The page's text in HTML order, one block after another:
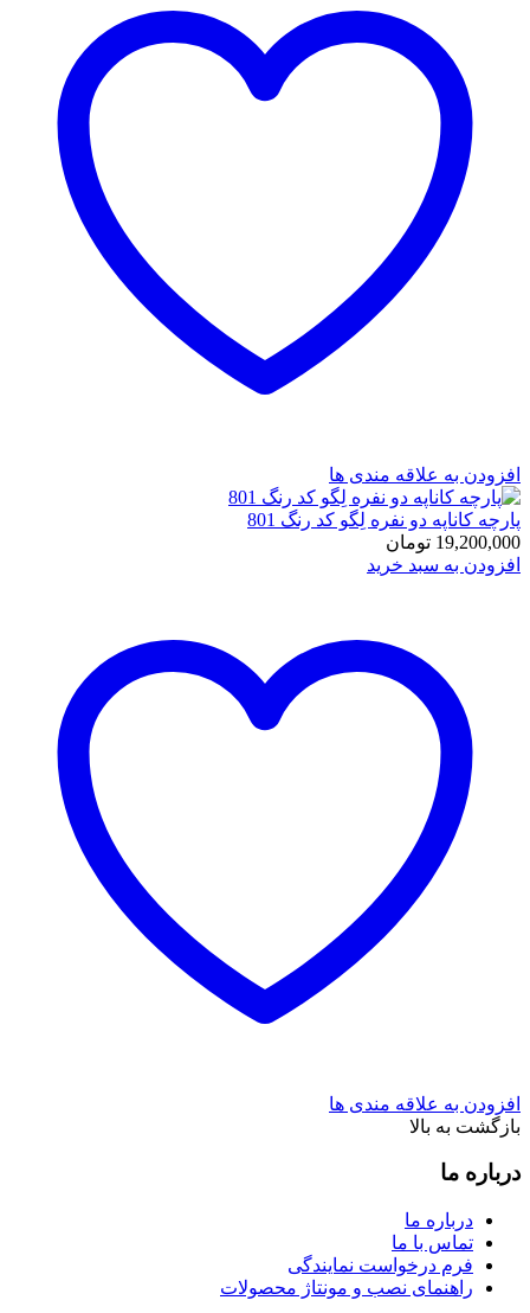
افزودن به علاقه مندی ها
پارچه کاناپه دو نفره لِگو کد رنگ 801
19,200,000 تومان
افزودن به سبد خرید
افزودن به علاقه مندی ها
بازگشت به بالا
درباره ما
درباره ما
تماس با ما
فرم درخواست نمایندگی
راهنمای نصب و مونتاژ محصولات